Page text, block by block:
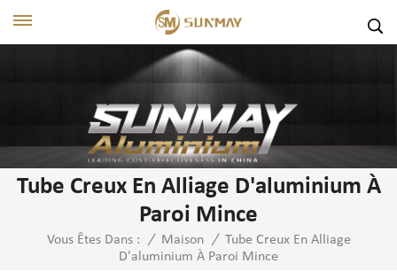
Tube Creux En Alliage D'aluminium À
Paroi Mince
Vous Êtes Dans : / Maison / Tube Creux En Alliage
D'aluminium À Paroi Mince